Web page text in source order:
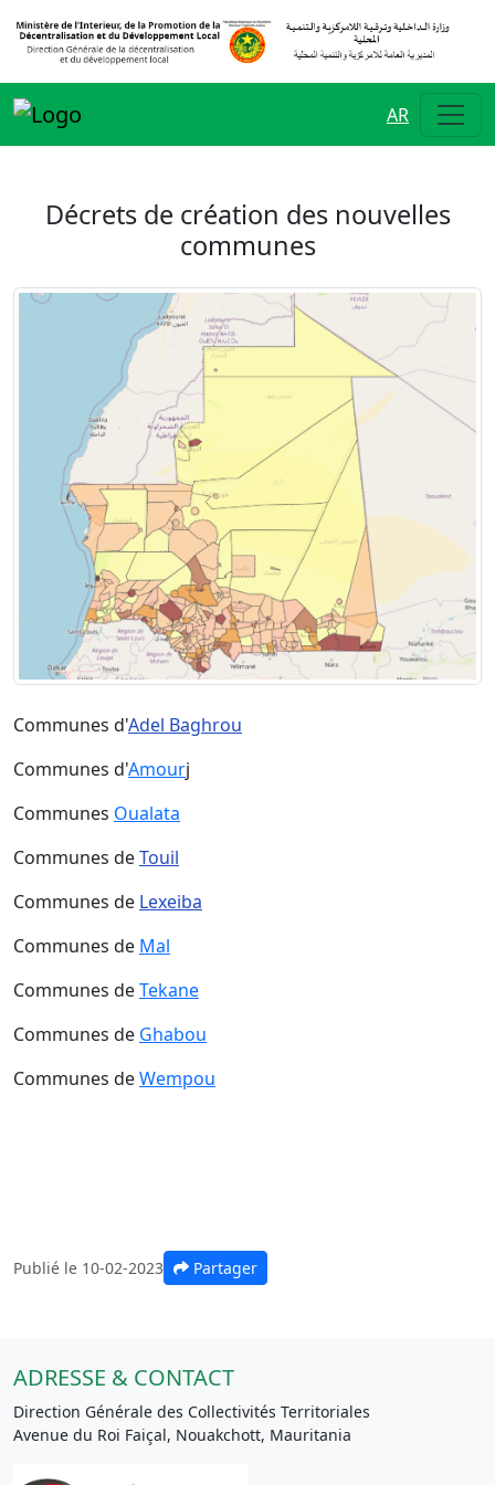
AR
Décrets de création des nouvelles
communes
Communes d'Adel Baghrou
Communes d'Amourj
Communes Oualata
Communes deTouil
Communes de Lexeiba
Communes de Mal
Communes deTekane
Communes de Ghabou
Communes deWempou
Publié le 10-02-2023 Partager
ADRESSE & CONTACT
Direction Générale des Collectivités Territoriales
Avenue du Roi Faiçal, Nouakchott, Mauritania